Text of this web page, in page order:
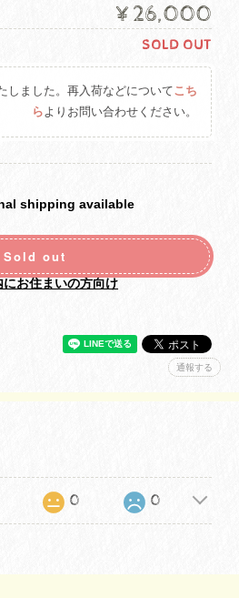
¥26,000
SOLD OUT
しました。再入荷などについてこち
らよりお問い合わせください。
shipping available
Sold out
にお住まいの方向け
通報する
0 0